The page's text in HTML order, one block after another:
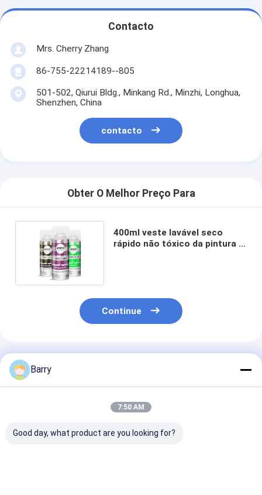
Contacto
Mrs. Cherry Zhang
86-755-22214189--805
501-502, Qiurui Bldg., Minkang Rd., Minzhi, Longhua,
Shenzhen, China
contacto
Obter O Melhor Preço Para
400ml veste lavável seco
rápido não tóxico da pintura à
Continue
Produtos Recomendados
Barry
7:50 AM
Good day, what product are you looking for?